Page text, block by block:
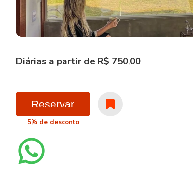
Diárias a partir de R$ 750,00
Reservar
5% de desconto